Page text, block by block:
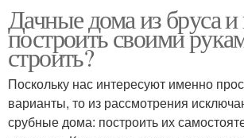
Дачные дома из бруса и
построить своими
строить?
Поскольку нас интересуют именно
варианты, то из рассмотрения
срубные дома: построить их